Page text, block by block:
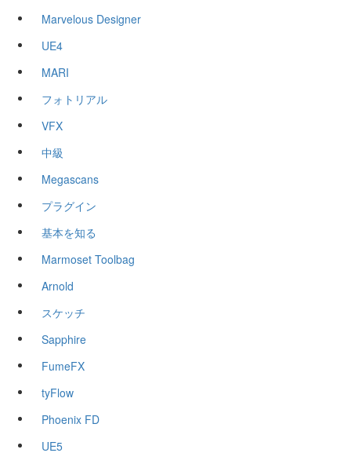
Marvelous Designer
UE4
MARI
フォトリアル
VFX
中級
Megascans
プラグイン
基本を知る
Marmoset Toolbag
Arnold
スケッチ
Sapphire
FumeFX
tyFlow
Phoenix FD
UE5